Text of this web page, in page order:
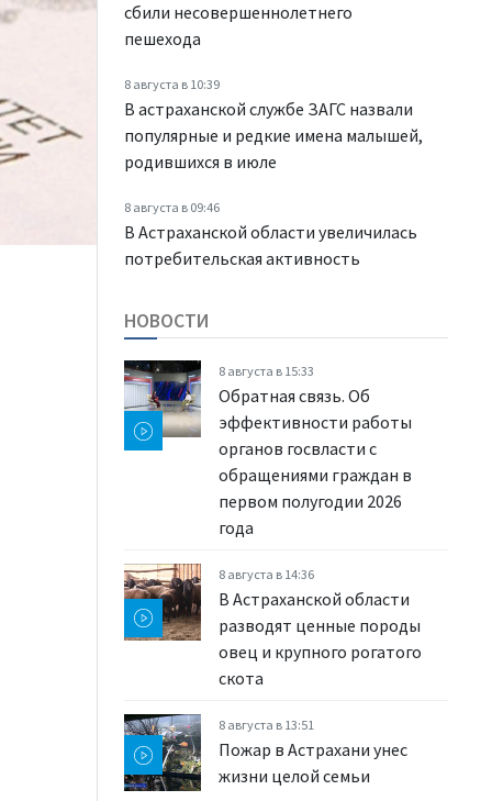
сбили несовершеннолетнего
пешехода
8 августа в 10:39
В астраханской службе ЗАГС назвали
популярные и редкие имена малышей,
родившихся в июле
8 августа в 09:46
В Астраханской области увеличилась
потребительская активность
НОВОСТИ
8 августа в 15:33
Обратная связь. Об
эффективности работы
органов госвласти с
обращениями граждан в
первом полугодии 2026
года
8 августа в 14:36
В Астраханской области
разводят ценные породы
овец и крупного рогатого
скота
8 августа в 13:51
Пожар в Астрахани унес
жизни целой семьи